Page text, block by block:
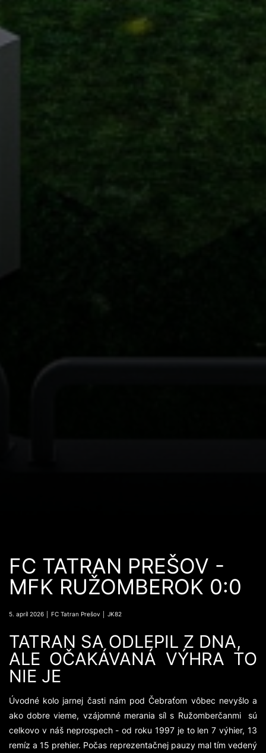
FC TATRAN PREŠOV -
MFK RUŽOMBEROK 0:0
5. apríl 2026 │ FC Tatran Prešov │ JK82
TATRAN SA ODLEPIL Z DNA,
ALE OČAKÁVANÁ VÝHRA TO
NIE JE
Úvodné kolo jarnej časti nám pod Čebraťom vôbec nevyšlo a
ako dobre vieme, vzájomné merania síl s Ružomberčanmi sú
celkovo v náš neprospech - od roku 1997 je to len 7 výhier, 13
remíz a 15 prehier. Počas reprezentačnej pauzy mal tím vedený